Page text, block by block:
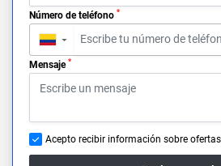
Número de teléfono *
▼
Mensaje *
Acepto recibir información sobre